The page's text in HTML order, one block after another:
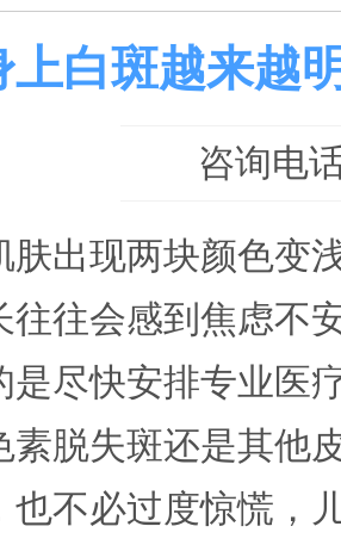
上白斑越来越
咨询电
肤出现两块颜色变
往往会感到焦虑不
是尽快安排专业医
素脱失斑还是其他
也不必过度惊慌，